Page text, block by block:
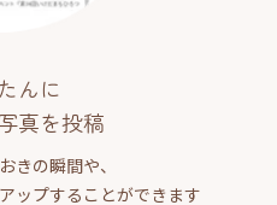
んに
真を投稿
きの瞬間や、
ップすることができます